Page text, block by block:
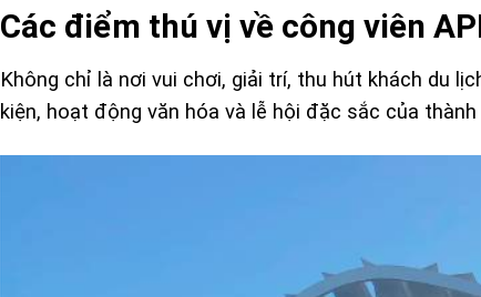
Các điểm thú vị về công viên
Không chỉ là nơi vui chơi, giải trí, thu hút khách du
kiện, hoạt động văn hóa và lễ hội đặc sắc của